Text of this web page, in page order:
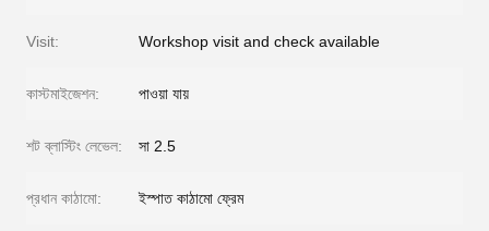
Visit: Workshop visit and check available
কাস্টমাইজেশন: পাওয়া যায়
শট ব্লাস্টিং লেভেল: সা 2.5
প্রধান কাঠামো: ইস্পাত কাঠামো ফ্রেম